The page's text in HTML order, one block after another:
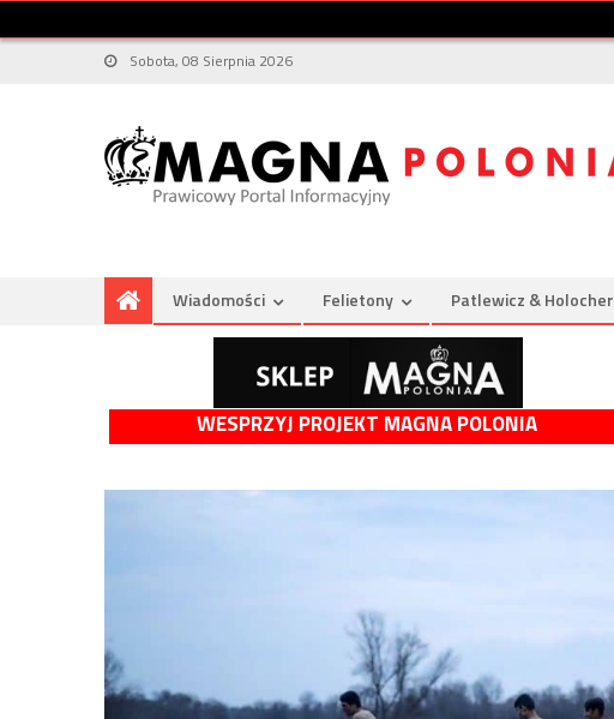
Sobota, 08 Sierpnia 2026
Wiadomości Felietony Patlewicz & Holocher
WESPRZYJ PROJEKT MAGNA POLONIA